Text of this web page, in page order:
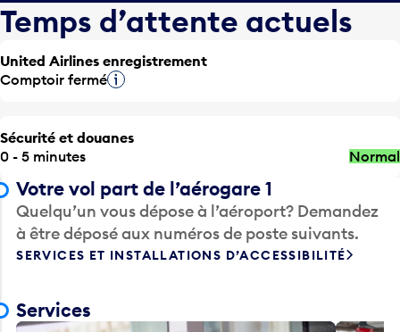
Temps d’attente actuels
United Airlines enregistrement
Comptoir ferméInfobulle
Sécurité et douanes
0 - 5 minutes
Normal
Votre vol part de l’aérogare 1
Quelqu’un vous dépose à l’aéroport? Demandez
à être déposé aux numéros de poste suivants.
SERVICES ET INSTALLATIONS D’ACCESSIBILITÉ
Services